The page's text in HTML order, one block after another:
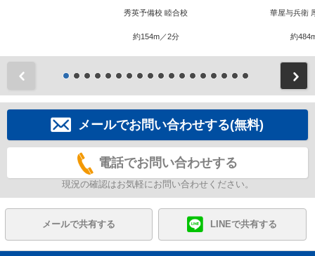
秀英予備校 睦合校
約154m／2分
華屋与兵衛
約
メールでお問い合わせする(無料)
電話でお問い合わせする
現況の確認はお気軽にお問い合わせください。
メールで共有する LINEで共有する